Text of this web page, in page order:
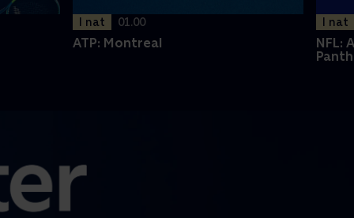
I nat 01.00
ATP: Montreal
I nat
NFL: